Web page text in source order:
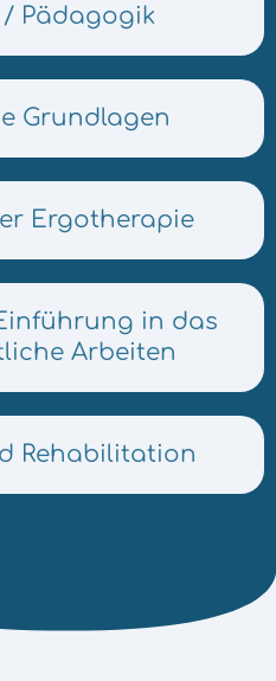
Pädagogik
Grundlagen
Ergotherapie
in das
Arbeiten
Rehabilitation